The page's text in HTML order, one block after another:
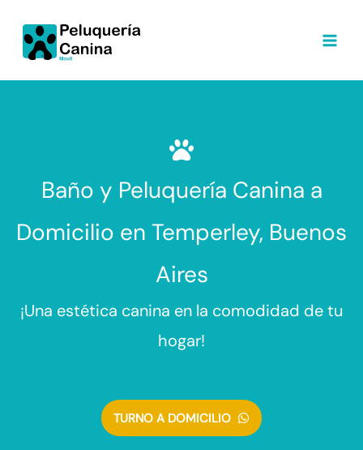
contenido
Baño y Peluquería Canina a
Domicilio en Temperley, Buenos
Aires
¡Una estética canina en la comodidad de tu
hogar!
TURNO A DOMICILIO